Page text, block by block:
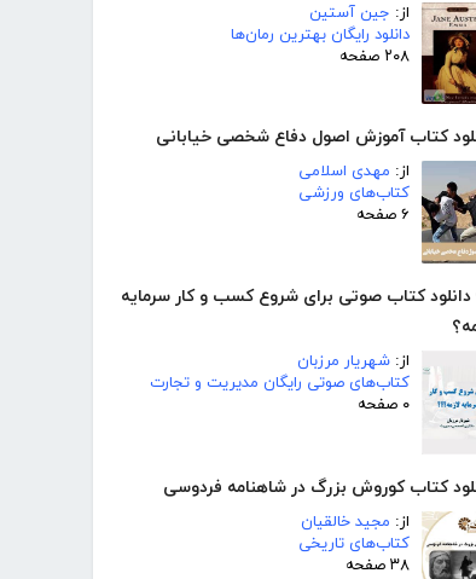
از: جین آستین
دانلود رایگان بهترین رمان‌ها
۲۰۸ صفحه
کتاب آموزش اصول دفاع شخصی خیابانی
از: مهدی اسلامی
کتاب‌های ورزشی
۶ صفحه
کتاب صوتی برای شروع کسب و کار سرمایه
از: شهریار مرزبان
کتاب‌های صوتی رایگان مدیریت و تجارت
۰ صفحه
کتاب کوروش بزرگ در شاهنامه فردوسی
از: مجید خالقیان
کتاب‌های تاریخی
۳۸ صفحه